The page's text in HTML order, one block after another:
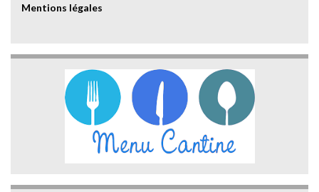
Mentions légales